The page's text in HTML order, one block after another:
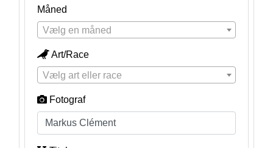
Måned
Vælg en måned
Art/Race
Vælg art eller race
Fotograf